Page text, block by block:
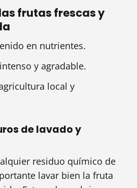
frutas frescas y
en nutrientes.
y agradable.
local y
de lavado y
residuo químico de
lavar bien la fruta